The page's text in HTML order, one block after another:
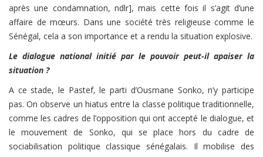
après une condamnation, ndlr], mais cette fois il s’agit d’une
affaire de mœurs. Dans une société très religieuse comme le
Sénégal, cela a son importance et a rendu la situation explosive.
Le dialogue national initié par le pouvoir peut-il apaiser la
situation ?
A ce stade, le Pastef, le parti d’Ousmane Sonko, n’y participe
pas. On observe un hiatus entre la classe politique traditionnelle,
comme les cadres de l’opposition qui ont accepté le dialogue, et
le mouvement de Sonko, qui se place hors du cadre de
sociabilisation politique classique sénégalais. Il mobilise des